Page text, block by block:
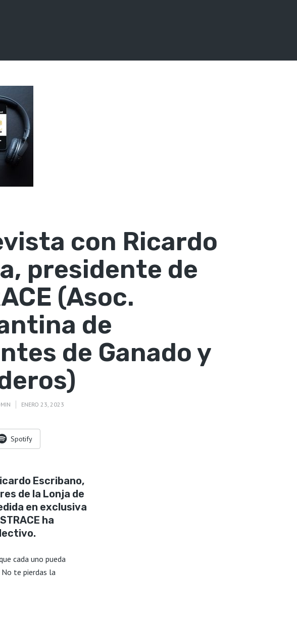
con Ricardo
presidente de
(Asoc.
de
de Ganado y
ENERO 23, 2023
Spotify
Escribano,
de la Lonja de
en exclusiva
ha
cada uno pueda
te pierdas la